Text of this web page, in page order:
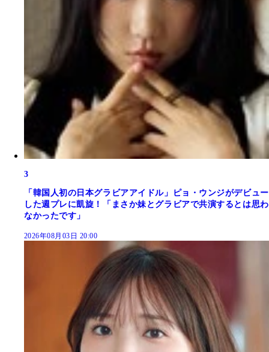
3
「韓国人初の日本グラビアアイドル」ピョ・ウンジがデビュー
した週プレに凱旋！「まさか妹とグラビアで共演するとは思わ
なかったです」
2026年08月03日 20:00